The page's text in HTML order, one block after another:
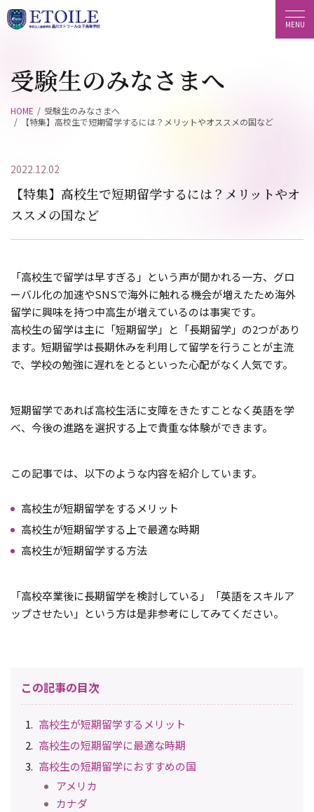
受験生のみなさまへ
HOME
受験生のみなさまへ
【特集】高校生で短期留学するには？メリットやオススメの国など
2022.12.02
【特集】高校生で短期留学するには？メリットやオ
ススメの国など
「高校生で留学は早すぎる」という声が聞かれる一方、グロ
ーバル化の加速やSNSで海外に触れる機会が増えたため海外
留学に興味を持つ中高生が増えているのは事実です。
高校生の留学は主に「短期留学」と「長期留学」の2つがあり
ます。短期留学は長期休みを利用して留学を行うことが主流
で、学校の勉強に遅れをとるといった心配がなく人気です。
短期留学であれば高校生活に支障をきたすことなく英語を学
べ、今後の進路を選択する上で貴重な体験ができます。
この記事では、以下のような内容を紹介しています。
高校生が短期留学をするメリット
高校生が短期留学する上で最適な時期
高校生が短期留学する方法
「高校卒業後に長期留学を検討している」「英語をスキルア
ップさせたい」という方は是非参考にしてみてください。
この記事の目次
高校生が短期留学するメリット
高校生の短期留学に最適な時期
高校生の短期留学におすすめの国
アメリカ
カナダ